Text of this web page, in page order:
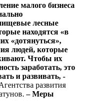
малого бизнеса
лесные
находятся «в
«дотянуться»,
людей, которые
Чтобы их
заработать, это
и развивать, -
развития
– Меры